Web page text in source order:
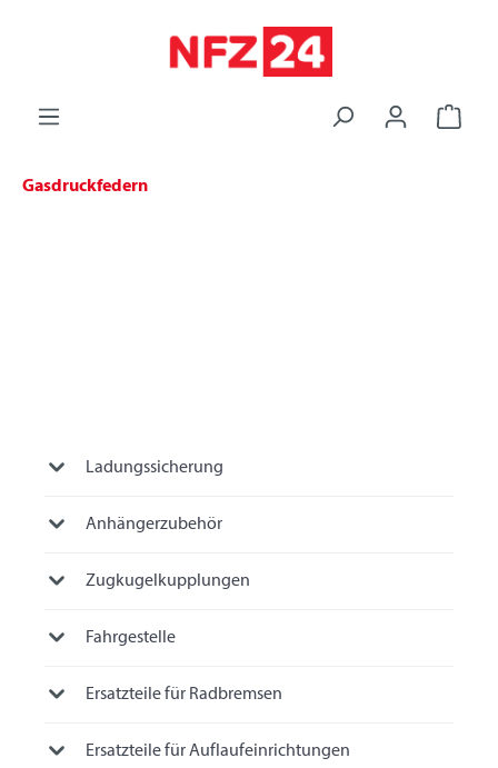
Gasdruckfedern
Ladungssicherung
Anhängerzubehör
Zugkugelkupplungen
Fahrgestelle
Ersatzteile für Radbremsen
Ersatzteile für Auflaufeinrichtungen